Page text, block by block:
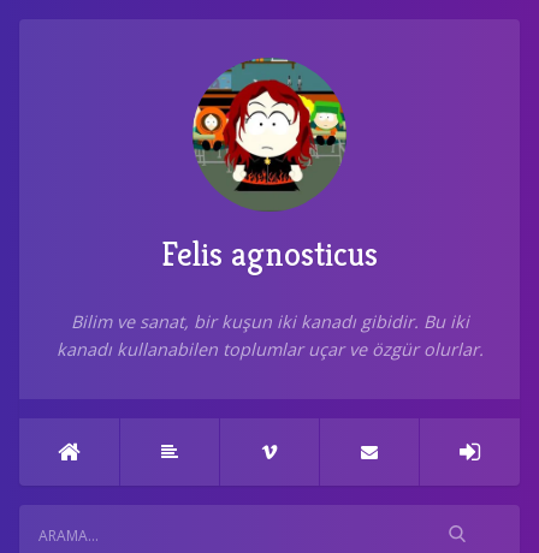
Felis agnosticus
Bilim ve sanat, bir kuşun iki kanadı gibidir. Bu iki
kanadı kullanabilen toplumlar uçar ve özgür olurlar.